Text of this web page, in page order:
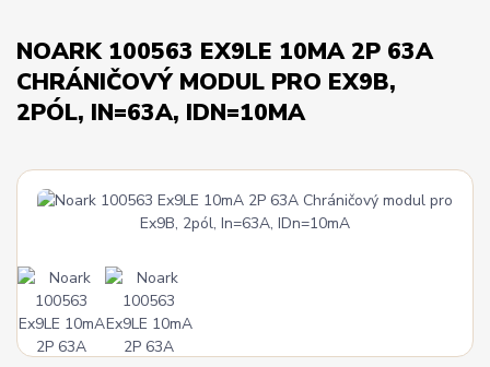
NOARK 100563 EX9LE 10MA 2P 63A
CHRÁNIČOVÝ MODUL PRO EX9B,
2PÓL, IN=63A, IDN=10MA